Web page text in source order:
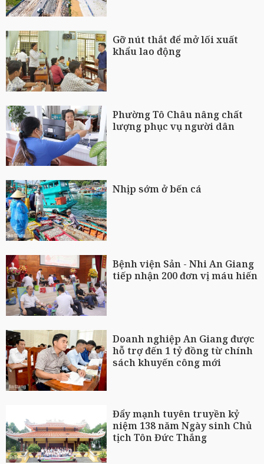
Gỡ nút thắt để mở lối xuất
khẩu lao động
Phường Tô Châu nâng chất
lượng phục vụ người dân
Nhịp sớm ở bến cá
Bệnh viện Sản - Nhi An Giang
tiếp nhận 200 đơn vị máu hiến
Doanh nghiệp An Giang được
hỗ trợ đến 1 tỷ đồng từ chính
sách khuyến công mới
Đẩy mạnh tuyên truyền kỷ
niệm 138 năm Ngày sinh Chủ
tịch Tôn Đức Thắng